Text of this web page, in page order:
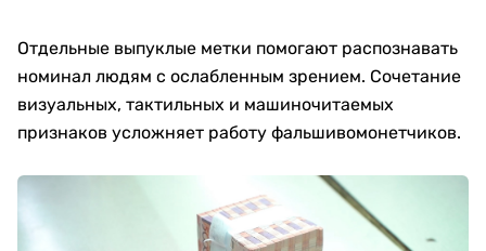
Отдельные выпуклые метки помогают распознавать
номинал людям с ослабленным зрением. Сочетание
визуальных, тактильных и машиночитаемых
признаков усложняет работу фальшивомонетчиков.